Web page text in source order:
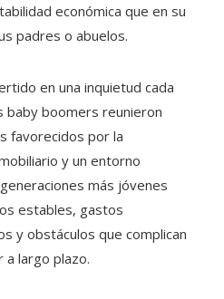
económica que en su
padres o abuelos.
en una inquietud cada
baby boomers reunieron
favorecidos por la
y un entorno
más jóvenes
estables, gastos
y obstáculos que complican
a largo plazo.